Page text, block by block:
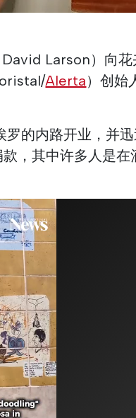
Larson）向
Alerta）创始
的内路开业，并
，其中许多人是在